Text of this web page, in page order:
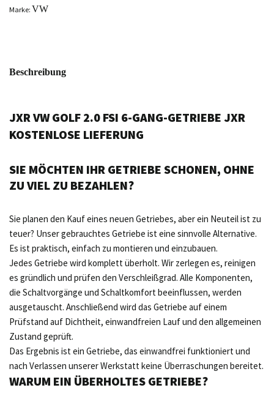
Marke: VW
Beschreibung
JXR VW GOLF 2.0 FSI 6-GANG-GETRIEBE JXR
KOSTENLOSE LIEFERUNG
SIE MÖCHTEN IHR GETRIEBE SCHONEN, OHNE
ZU VIEL ZU BEZAHLEN?
Sie planen den Kauf eines neuen Getriebes, aber ein Neuteil ist zu
teuer? Unser gebrauchtes Getriebe ist eine sinnvolle Alternative.
Es ist praktisch, einfach zu montieren und einzubauen.
Jedes Getriebe wird komplett überholt. Wir zerlegen es, reinigen
es gründlich und prüfen den Verschleißgrad. Alle Komponenten,
die Schaltvorgänge und Schaltkomfort beeinflussen, werden
ausgetauscht. Anschließend wird das Getriebe auf einem
Prüfstand auf Dichtheit, einwandfreien Lauf und den allgemeinen
Zustand geprüft.
Das Ergebnis ist ein Getriebe, das einwandfrei funktioniert und
nach Verlassen unserer Werkstatt keine Überraschungen bereitet.
WARUM EIN ÜBERHOLTES GETRIEBE?